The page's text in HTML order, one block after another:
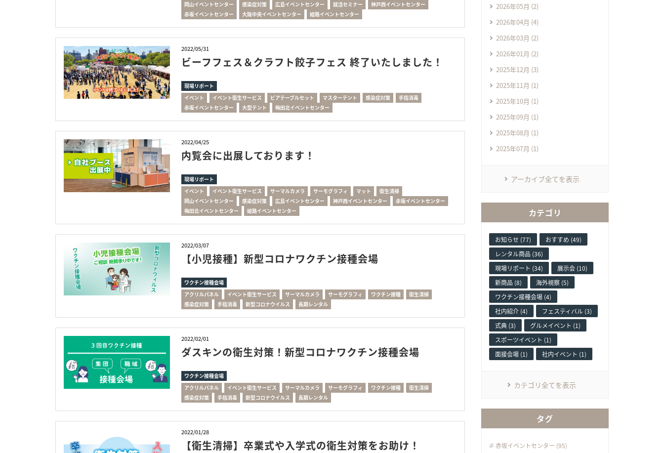
岡山イベントセンター
感染症対策 広島イベントセンター 就活セミナー
神戸西イベントセンター
赤坂イベントセンター
大阪中央イベントセンター 姫路イベントセンター
2022/05/31
ビーフフェス＆クラフト餃子フェス 終了いたしました！
現場リポート
イベント
イベント衛生サービス ビアテーブルセット マスターテント 感染症対策
手指消毒
赤坂イベントセンター
大型テント 梅田北イベントセンター
2022/04/25
内覧会に出展しております！
現場リポート
イベント
イベント衛生サービス サーマルカメラ サーモグラフィ マット
衛生清掃
岡山イベントセンター
感染症対策 広島イベントセンター 神戸西イベントセンター
赤坂イベントセンター
梅田北イベントセンター
姫路イベントセンター
2022/03/07
【小児接種】新型コロナワクチン接種会場
ワクチン接種会場
アクリルパネル
イベント衛生サービス サーマルカメラ サーモグラフィ ワクチン接種
衛生清掃
感染症対策
手指消毒 新型コロナウイルス 長期レンタル
2022/02/01
ダスキンの衛生対策！新型コロナワクチン接種会場
ワクチン接種会場
アクリルパネル
イベント衛生サービス サーマルカメラ サーモグラフィ ワクチン接種
衛生清掃
感染症対策
手指消毒 新型コロナウイルス 長期レンタル
2022/01/28
【衛生清掃】卒業式や入学式の衛生対策をお助け！
2026年05月 (2)
2026年04月 (4)
2026年03月 (2)
2026年01月 (2)
2025年12月 (3)
2025年11月 (1)
2025年10月 (1)
2025年09月 (1)
2025年08月 (1)
2025年07月 (1)
アーカイブ全てを表示
カテゴリ
お知らせ (77)
おすすめ (49)
レンタル商品 (36)
現場リポート (34)
展示会 (10)
新商品 (8)
海外視察 (5)
ワクチン接種会場 (4)
社内紹介 (4)
フェスティバル (3)
式典 (3)
グルメイベント (1)
スポーツイベント (1)
面接会場 (1)
社内イベント (1)
カテゴリ全てを表示
タグ
赤坂イベントセンター (95)